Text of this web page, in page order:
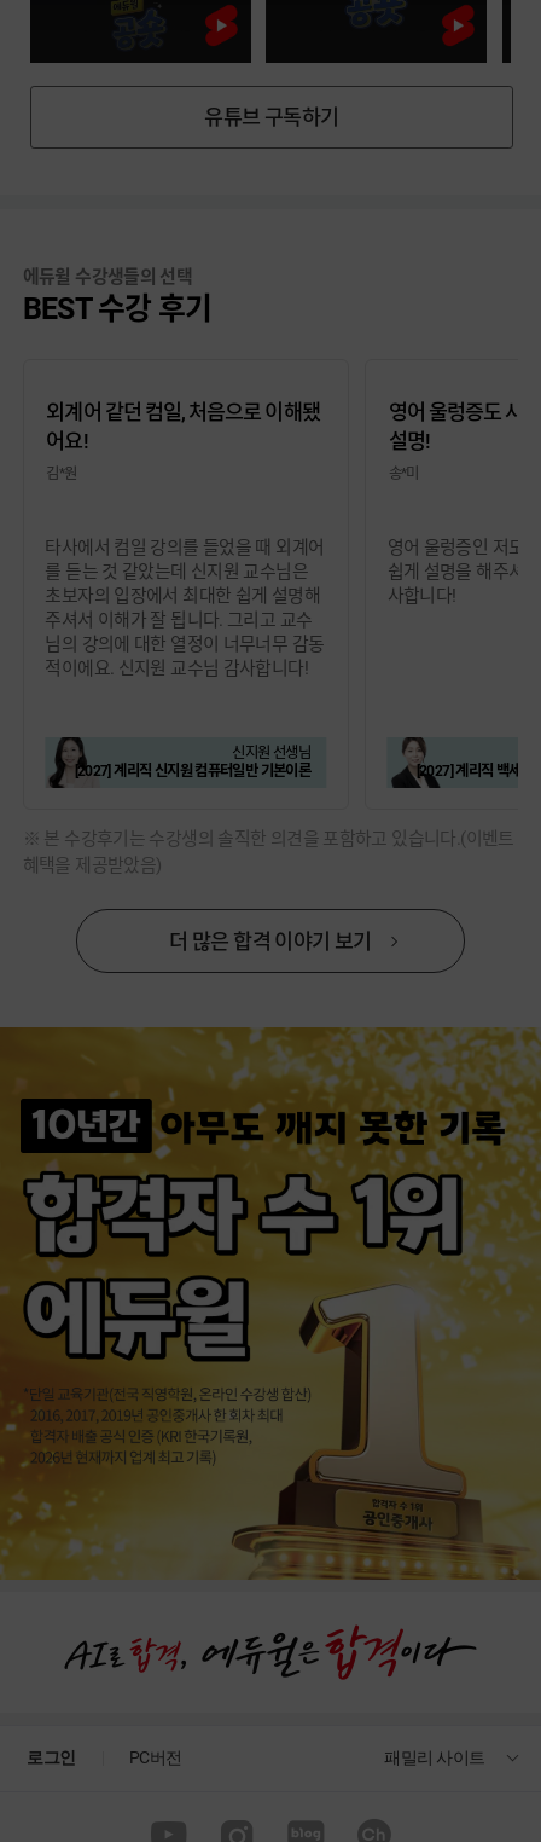
할인 혜택 받고 시작하기
유튜브 구독하기
에듀윌 수강생들의 선택
BEST 수강 후기
외계어 같던 컴일, 처음으로 이해됐
어요!
김*원
타사에서 컴일 강의를 들었을 때 외계어
를 듣는 것 같았는데 신지원 교수님은
초보자의 입장에서 최대한 쉽게 설명해
주셔서 이해가 잘 됩니다. 그리고 교수
님의 강의에 대한 열정이 너무너무 감동
적이에요. 신지원 교수님 감사합니다!
신지원 선생님
[2027] 계리직 신지원 컴퓨터일반 기본이론
영어 울렁증도 사
설명!
송*미
영어 울렁증인 저도
쉽게 설명을 해주셔
사합니다!
[2027] 계리직 백세레
※ 본 수강후기는 수강생의 솔직한 의견을 포함하고 있습니다.(이벤트
혜택을 제공받았음)
더 많은 합격 이야기 보기
로그인 PC버전 패밀리 사이트